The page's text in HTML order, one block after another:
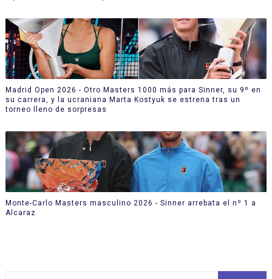
Madrid Open 2026 - Otro Masters 1000 más para Sinner, su 9º en
su carrera, y la ucraniana Marta Kostyuk se estrena tras un
torneo lleno de sorpresas
Monte-Carlo Masters masculino 2026 - Sinner arrebata el nº 1 a
Alcaraz